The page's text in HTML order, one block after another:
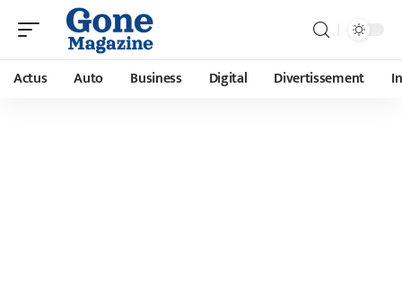
Actus Auto Business Digital Divertissement